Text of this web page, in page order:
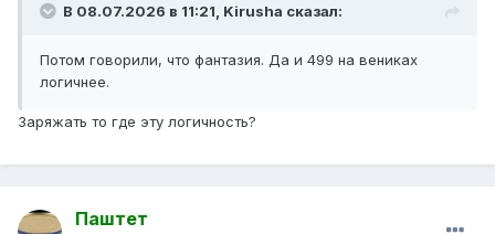
В 08.07.2026 в 11:21, Kirusha сказал:
Потом говорили, что фантазия. Да и 499 на вениках
логичнее.
Заряжать то где эту логичность?
Паштет